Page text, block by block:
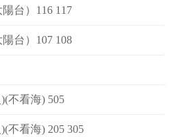
台）116 117
台）107 108
不看海) 505
不看海) 205 305